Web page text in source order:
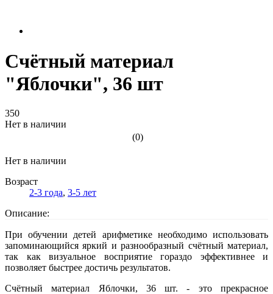
Счётный материал
"Яблочки", 36 шт
350
Нет в наличии
(0)
Нет в наличии
Возраст
2-3 года, 3-5 лет
Описание:
При обучении детей арифметике необходимо использовать
запоминающийся яркий и разнообразный счётный материал,
так как визуальное восприятие гораздо эффективнее и
позволяет быстрее достичь результатов.
Счётный материал Яблочки, 36 шт. - это прекрасное